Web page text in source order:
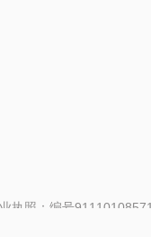
执照：编号